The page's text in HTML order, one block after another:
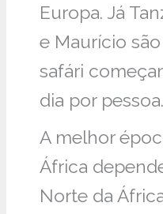
Europa. Já
e Maurício
safári
dia por pessoa.
A melhor
África
Norte da